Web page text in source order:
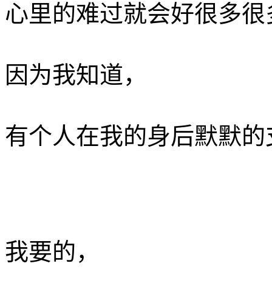
心里的难过就会好很多很
因为我知道，
有个人在我的身后默默
我要的， ­